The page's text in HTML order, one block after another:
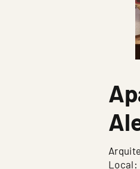
Local: